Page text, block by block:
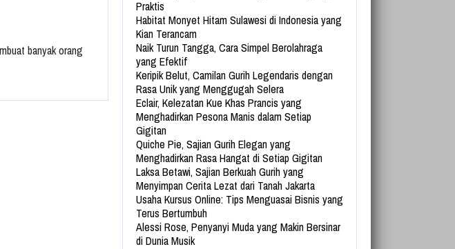
banyak orang
Praktis
Habitat Monyet Hitam Sulawesi di Indonesia yang
Kian Terancam
Naik Turun Tangga, Cara Simpel Berolahraga
yang Efektif
Keripik Belut, Camilan Gurih Legendaris dengan
Rasa Unik yang Menggugah Selera
Eclair, Kelezatan Kue Khas Prancis yang
Menghadirkan Pesona Manis dalam Setiap
Gigitan
Quiche Pie, Sajian Gurih Elegan yang
Menghadirkan Rasa Hangat di Setiap Gigitan
Laksa Betawi, Sajian Berkuah Gurih yang
Menyimpan Cerita Lezat dari Tanah Jakarta
Usaha Kursus Online: Tips Menguasai Bisnis yang
Terus Bertumbuh
Alessi Rose, Penyanyi Muda yang Makin Bersinar
di Dunia Musik